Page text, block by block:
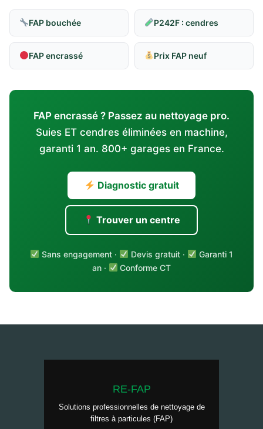
FAP bouchée P242F : cendres
FAP encrassé Prix FAP neuf
FAP encrassé ? Passez au nettoyage pro.
Suies ET cendres éliminées en machine,
garanti 1 an. 800+ garages en France.
Diagnostic gratuit
Trouver un centre
Sans engagement · Devis gratuit ·
Garanti 1
an ·
Conforme CT
RE-FAP
Solutions professionnelles de nettoyage de
filtres à particules (FAP)